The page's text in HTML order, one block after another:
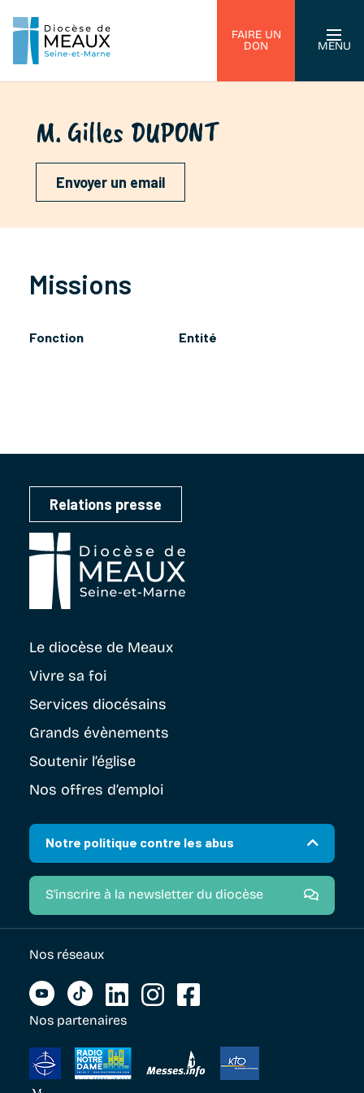
FAIRE UN
DON
MENU
M. Gilles DUPONT
Envoyer un email
Missions
Fonction Entité
Relations presse
Le diocèse de Meaux
Vivre sa foi
Services diocésains
Grands évènements
Soutenir l’église
Nos offres d’emploi
Notre politique contre les abus
S'inscrire à la newsletter du diocèse
Nos réseaux
Nos partenaires